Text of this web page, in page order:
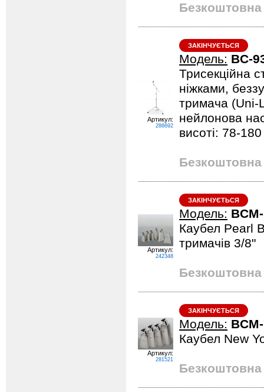
Безкоштовна
Артикул:
286692
ЗАКІНЧУЄТЬСЯ
Модель: BC-
Трисекційна
ніжками,
тримача (Uni-
нейлонова
висоті: 78-
Безкоштовна
Артикул:
242348
ЗАКІНЧУЄТЬСЯ
Модель:
Каубел Pearl
тримачів 3/8"
Безкоштовна
Артикул:
281521
ЗАКІНЧУЄТЬСЯ
Модель:
Каубел New
Безкоштовна